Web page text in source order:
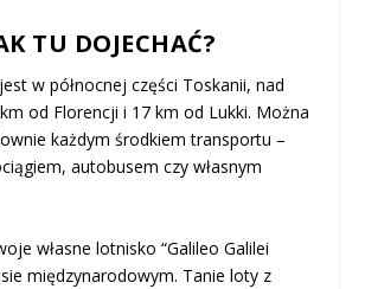
TU DOJECHAĆ?
w północnej części Toskanii, nad
od Florencji i 17 km od Lukki. Można
każdym środkiem transportu –
autobusem czy własnym
własne lotnisko “Galileo Galilei
międzynarodowym. Tanie loty z